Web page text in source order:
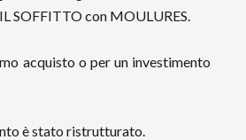
SOFFITTO con MOULURES.
acquisto o per un investimento
è stato ristrutturato.